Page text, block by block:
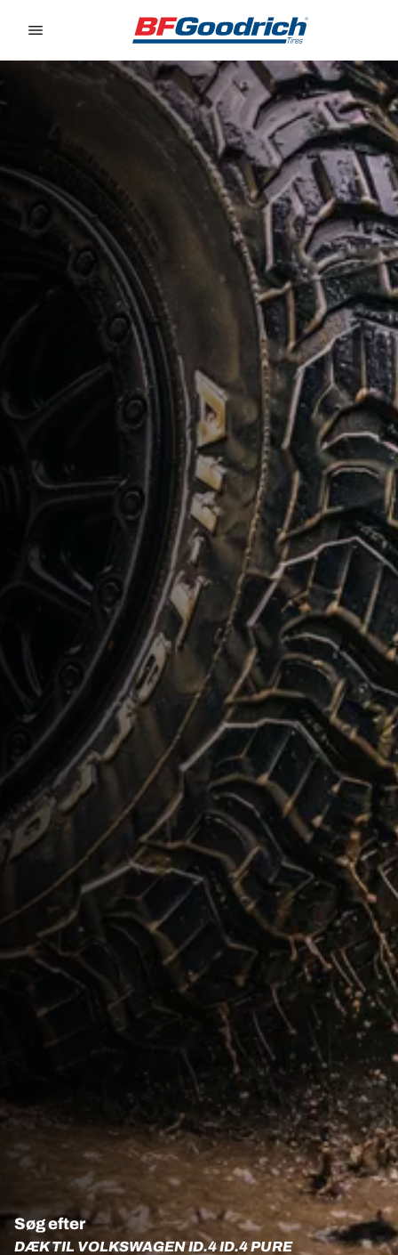
Søg efter
DÆK TIL VOLKSWAGEN ID.4 ID.4 PURE